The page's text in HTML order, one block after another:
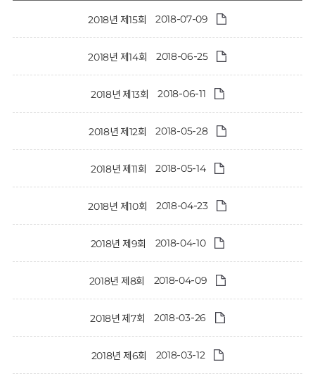
2018년 제15회 2018-07-09
2018년 제14회 2018-06-25
2018년 제13회 2018-06-11
2018년 제12회 2018-05-28
2018년 제11회 2018-05-14
2018년 제10회 2018-04-23
2018년 제9회 2018-04-10
2018년 제8회 2018-04-09
2018년 제7회 2018-03-26
2018년 제6회 2018-03-12